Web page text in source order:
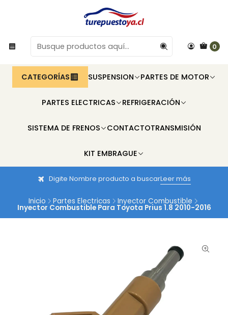
0
CATEGORÍAS SUSPENSION PARTES DE MOTOR
PARTES ELECTRICAS REFRIGERACIÓN
SISTEMA DE FRENOS CONTACTOTRANSMISIÓN
KIT EMBRAGUE
Digite Nombre producto a buscarLeer más
Inicio Partes Electricas Inyector Combustible
Inyector Combustible Para Toyota Prius 1.8 2010-2016